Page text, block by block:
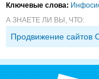
Ключевые слова:
А ЗНАЕТЕ ЛИ ВЫ, ЧТО:
Продвижение сайтов